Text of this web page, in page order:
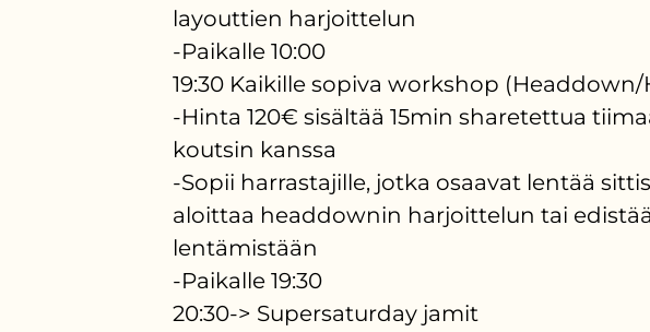
layouttien harjoittelun
-Paikalle 10:00
19:30 Kaikille sopiva workshop
-Hinta 120€ sisältää 15min sharetettua
koutsin kanssa
-Sopii harrastajille, jotka osaavat lentää
aloittaa headdownin harjoittelun tai
lentämistään
-Paikalle 19:30
20:30-> Supersaturday jamit